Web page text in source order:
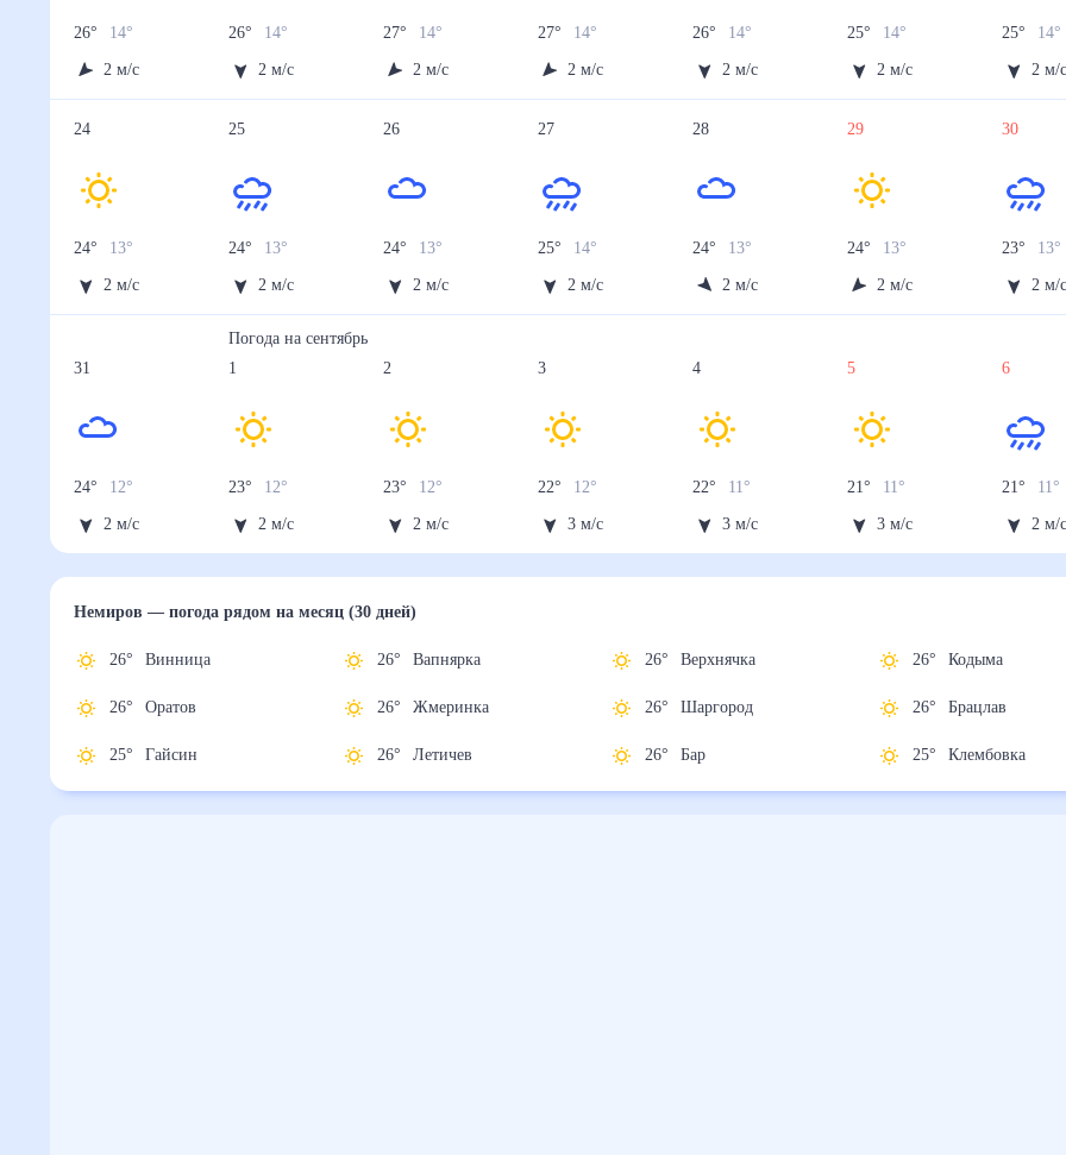
26° 14°
2 м/с
26° 14°
2 м/с
27° 14°
2 м/с
27° 14°
2 м/с
26° 14°
2 м/с
25° 14°
2 м/с
25° 14°
2 м/
24
24° 13°
2 м/с
25
24° 13°
2 м/с
26
24° 13°
2 м/с
27
25° 14°
2 м/с
28
24° 13°
2 м/с
29
24° 13°
2 м/с
30
23° 13°
2 м/
31
24° 12°
2 м/с
Погода насентябрь
1
23° 12°
2 м/с
2
23° 12°
2 м/с
3
22° 12°
3 м/с
4
22° 11°
3 м/с
5
21° 11°
3 м/с
6
21° 11°
2 м/
Немиров— погода рядомна месяц (30 дней)
26° Винница
26° Оратов
25° Гайсин
26° Вапнярка
26° Жмеринка
26° Летичев
26° Верхнячка
26° Шаргород
26° Бар
26° Кодыма
26° Брацлав
25° Клембовка